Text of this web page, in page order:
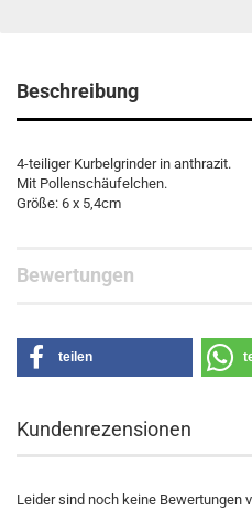
Beschreibung
4-teiliger Kurbelgrinder in anthrazit.
Mit Pollenschäufelchen.
Größe: 6 x 5,4cm
Bewertungen
teilen
Kundenrezensionen
Leider sind noch keine Bewertungen